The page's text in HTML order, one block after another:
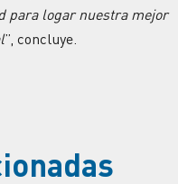
para logar nuestra mejor
”, concluye.